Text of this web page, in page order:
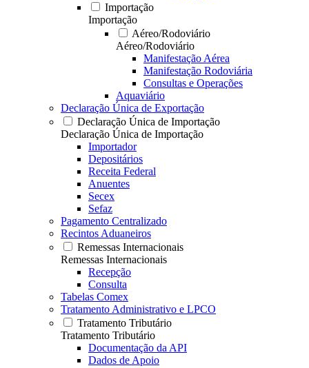
Importação
Importação
Aéreo/Rodoviário
Aéreo/Rodoviário
Manifestação Aérea
Manifestação Rodoviária
Consultas e Operações
Aquaviário
Declaração Única de Exportação
Declaração Única de Importação
Declaração Única de Importação
Importador
Depositários
Receita Federal
Anuentes
Secex
Sefaz
Pagamento Centralizado
Recintos Aduaneiros
Remessas Internacionais
Remessas Internacionais
Recepção
Consulta
Tabelas Comex
Tratamento Administrativo e LPCO
Tratamento Tributário
Tratamento Tributário
Documentação da API
Dados de Apoio